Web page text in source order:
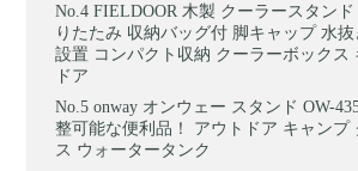
FIELDOOR 木製 クーラースタン
りたたみ 収納バッグ付 脚キャップ 水
設置 コンパクト収納 クーラーボックス
ドア
onway オンウェー スタンド OW-
整可能な便利品！ アウトドア キャンプ
ス ウォータータンク